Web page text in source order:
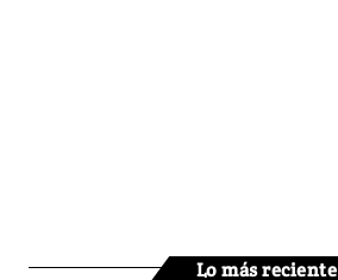
Lo más reciente